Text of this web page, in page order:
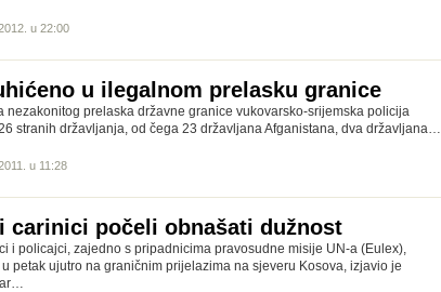
u 22:00
u ilegalnom prelasku granice
nezakonitog prelaska državne granice vukovarsko-srijemska policija
stranih državljanja, od čega 23 državljana Afganistana, dva državljana…
u 11:28
carinici počeli obnašati dužnost
i policajci, zajedno s pripadnicima pravosudne misije UN-a (Eulex),
petak ujutro na graničnim prijelazima na sjeveru Kosova, izjavio je